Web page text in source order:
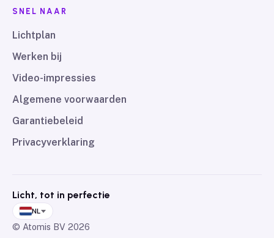
SNEL NAAR
Lichtplan
Werken bij
Video-impressies
Algemene voorwaarden
Garantiebeleid
Privacyverklaring
Licht, tot in perfectie
NL
© Atomis BV 2026